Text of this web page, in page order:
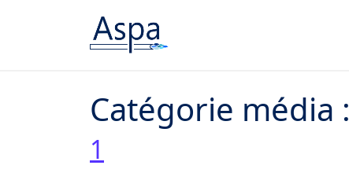
Catégorie média :
1